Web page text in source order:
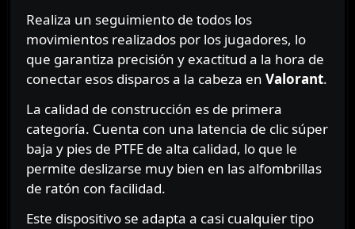
Realiza un seguimiento de todos los
movimientos realizados por los jugadores, lo
que garantiza precisión y exactitud a la hora de
conectar esos disparos a la cabeza en Valorant.
La calidad de construcción es de primera
categoría. Cuenta con una latencia de clic súper
baja y pies de PTFE de alta calidad, lo que le
permite deslizarse muy bien en las alfombrillas
de ratón con facilidad.
Este dispositivo se adapta a casi cualquier tipo